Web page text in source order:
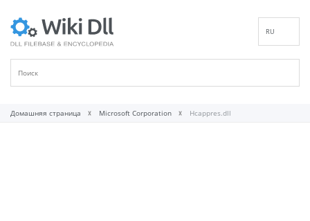
RU
Домашняя страница Microsoft Corporation Hcappres.dll